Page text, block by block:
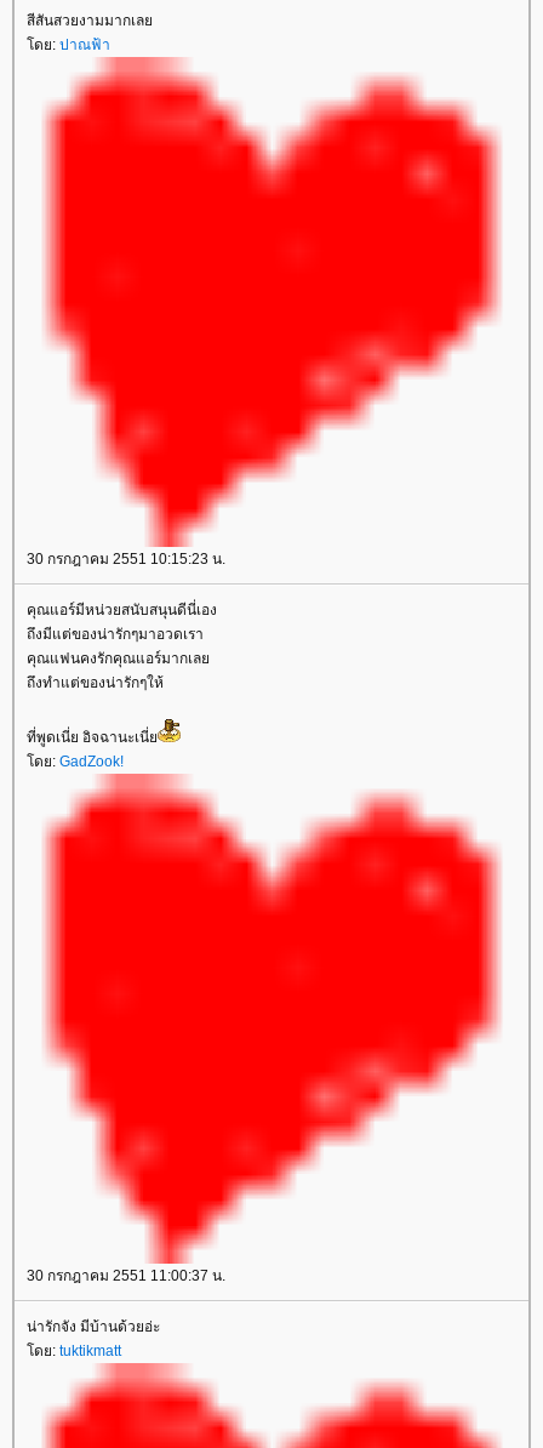
สีสันสวยงามมากเล
ดย: ปาณฟ้า
30 กรกฎาคม 2551 10:15:23 น.
คุณแอร์มีหน่วยสนับสนุนดีนี่เอง
ถึงมีแต่ของน่ารักๆมาอวดเรา
คุณแฟนคงรักคุณแอร์มากเล
ถึงทำแต่ของน่ารักๆให้
ที่พูดเนี่ย อิจฉานะเนี่
ดย: GadZook!
30 กรกฎาคม 2551 11:00:37 น.
น่ารักจัง มีบ้านด้วยอ่ะ
ดย: tuktikmatt